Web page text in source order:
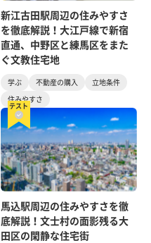
新江古田駅周辺の住みやすさ
を徹底解説！大江戸線で新宿
直通、中野区と練馬区をまた
ぐ文教住宅地
学ぶ 不動産の購入
立地条件
住みやすさ
テスト
馬込駅周辺の住みやすさを徹
底解説！文士村の面影残る大
田区の閑静な住宅街